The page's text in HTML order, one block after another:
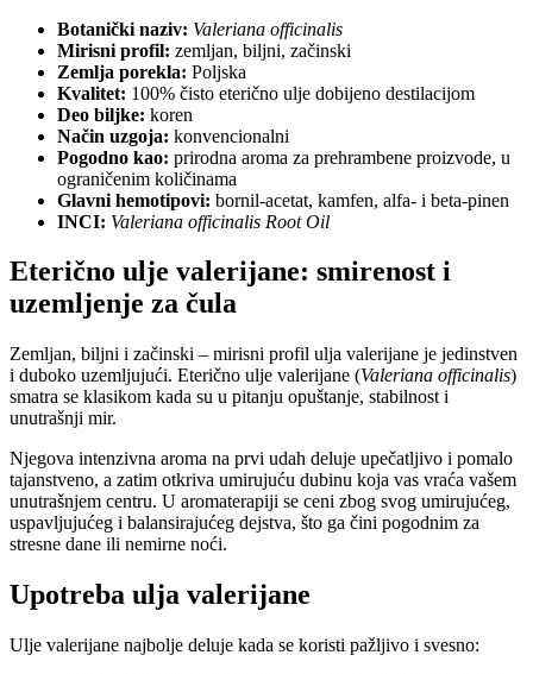
Botanički naziv: Valeriana officinalis
Mirisni profil: zemljan, biljni, začinski
Zemlja porekla: Poljska
Kvalitet: 100% čisto eterično ulje dobijeno destilacijom
Deo biljke: koren
Način uzgoja: konvencionalni
Pogodno kao: prirodna aroma za prehrambene proizvode, u
ograničenim količinama
Glavni hemotipovi: bornil-acetat, kamfen, alfa- i beta-pinen
INCI: Valeriana officinalis Root Oil
Eterično ulje valerijane: smirenost i
uzemljenje za čula
Zemljan, biljni i začinski – mirisni profil ulja valerijane je jedinstven
i duboko uzemljujući. Eterično ulje valerijane (Valeriana officinalis)
smatra se klasikom kada su u pitanju opuštanje, stabilnost i
unutrašnji mir.
Njegova intenzivna aroma na prvi udah deluje upečatljivo i pomalo
tajanstveno, a zatim otkriva umirujuću dubinu koja vas vraća vašem
unutrašnjem centru. U aromaterapiji se ceni zbog svog umirujućeg,
uspavljujućeg i balansirajućeg dejstva, što ga čini pogodnim za
stresne dane ili nemirne noći.
Upotreba ulja valerijane
Ulje valerijane najbolje deluje kada se koristi pažljivo i svesno: